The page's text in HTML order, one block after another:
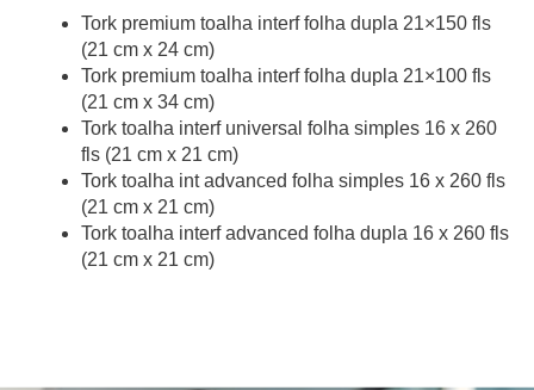
Tork premium toalha interf folha dupla 21×150 fls
(21 cm x 24 cm)
Tork premium toalha interf folha dupla 21×100 fls
(21 cm x 34 cm)
Tork toalha interf universal folha simples 16 x 260
fls (21 cm x 21 cm)
Tork toalha int advanced folha simples 16 x 260 fls
(21 cm x 21 cm)
Tork toalha interf advanced folha dupla 16 x 260 fls
(21 cm x 21 cm)